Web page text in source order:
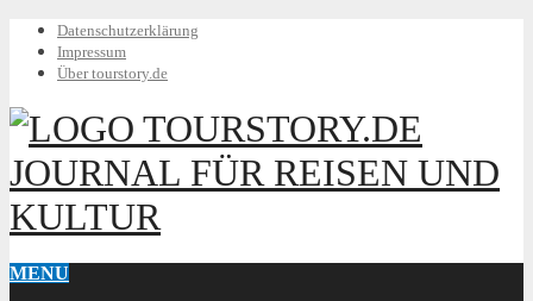
Datenschutzerklärung
Impressum
Über tourstory.de
TOURSTORY.DE
JOURNAL FÜR REISEN UND
KULTUR
MENU